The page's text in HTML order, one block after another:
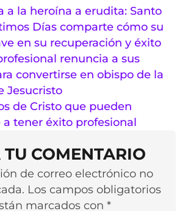
a la heroína a erudita: Santo
Días comparte cómo su
en su recuperación y éxito
renuncia a sus
convertirse en obispo de la
Jesucristo
de Cristo que pueden
a tener éxito profesional
TU COMENTARIO
de correo electrónico no
Los campos obligatorios
marcados con *